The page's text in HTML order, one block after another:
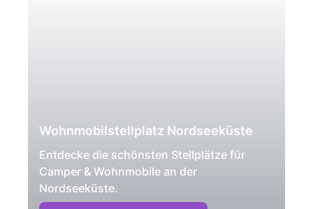
Wohnmobilstellplatz Nordseeküste
Entdecke die schönsten Stellplätze für
Camper & Wohnmobile an der
Nordseeküste.